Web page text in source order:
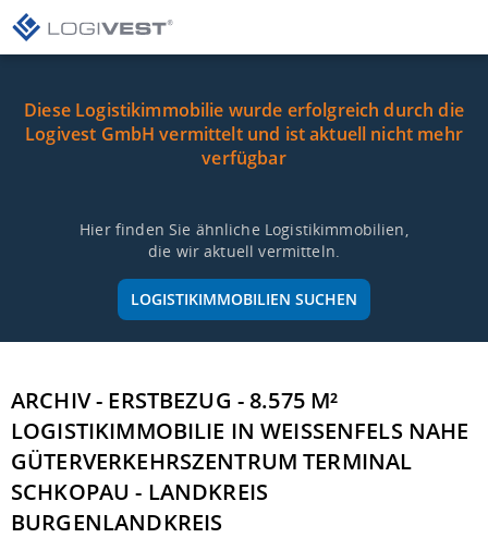
Diese Logistikimmobilie wurde erfolgreich durch die
Logivest GmbH vermittelt und ist aktuell nicht mehr
verfügbar
Hier finden Sie ähnliche Logistikimmobilien,
die wir aktuell vermitteln.
LOGISTIKIMMOBILIEN SUCHEN
ARCHIV - ERSTBEZUG - 8.575 M²
LOGISTIKIMMOBILIE IN WEISSENFELS NAHE G
ÜTERVERKEHRSZENTRUM TERMINAL S
CHKOPAU - LANDKREIS B
URGENLANDKREIS